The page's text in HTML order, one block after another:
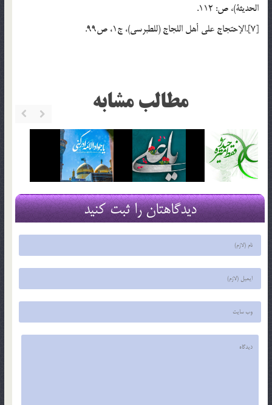
الحدیثة)، ص: 112.
[7].الإحتجاج على أهل اللجاج (للطبرسی)، ج‏1، ص99.
مطالب مشابه
دیدگاهتان را ثبت کنید